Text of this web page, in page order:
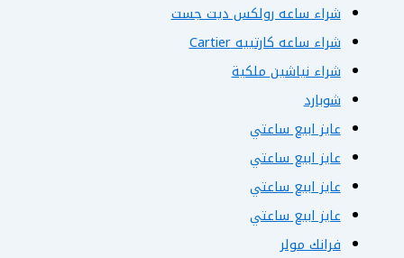
شراء ساعه رولكس ديت جست
شراء ساعه كارتييه Cartier
شراء نياشين ملكية
شوبارد
عايز ابيع ساعتي
عايز ابيع ساعتي
عايز ابيع ساعتي
عايز ابيع ساعتي
فرانك مولر